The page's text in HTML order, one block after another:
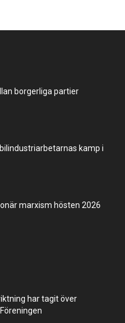
borgerliga partier
kamp i
marxism hösten 2026
har tagit över